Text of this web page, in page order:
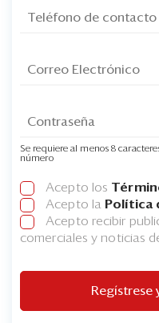
Se requiere al menos 8
número
Acepto los
Acepto la Política
Acepto recibir
comerciales y noticias
Regístrese